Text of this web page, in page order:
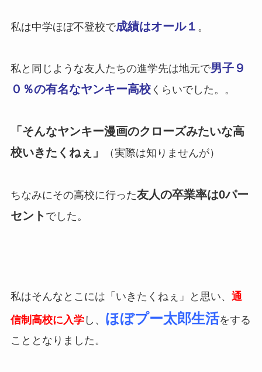
私は中学ほぼ不登校で成績はオール１ 。
私と同じような友人たちの進学先は地元で男子９
０％の有名なヤンキー高校くらいでした。。
「そんなヤンキー漫画のクローズみたいな高
校いきたくねぇ」
（実際は知りませんが）
ちなみにその高校に行った友人の卒業率は0パー
セント でした。
私はそんなとこには「いきたくねぇ」と思い、 通
信制高校に入学し、 ほぼプー太郎生活をする
こととなりました。